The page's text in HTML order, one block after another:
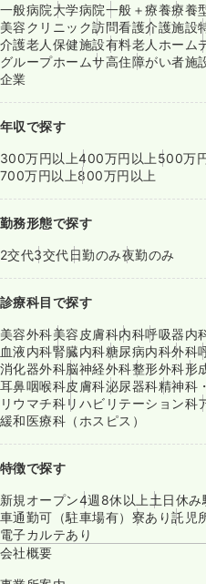
一般病院大学病院一般＋療養療養
美容クリニック訪問看護介護施設
介護老人保健施設有料老人ホーム
グループホームサ高住障がい者施
企業
年収で探す
300万円以上400万円以上 500万
700万円以上800万円以上
勤務形態で探す
2交代3交代日勤のみ夜勤のみ
診療科目で探す
美容外科美容皮膚科内科呼吸器内
血液内科腎臓内科糖尿病内科外科
消化器外科脳神経外科整形外科形
耳鼻咽喉科皮膚科泌尿器科精神科
リウマチ科リハビリテーション科
緩和医療科（ホスピス）
特徴で探す
新規オープン4週8休以上 土日休み
車通勤可（駐車場有） 寮あり託児
電子カルテあり
会社概要